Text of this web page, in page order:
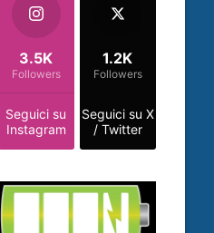
Seguici su
Instagram
3.5K
Followers
Seguici su X
/ Twitter
1.2K
Followers